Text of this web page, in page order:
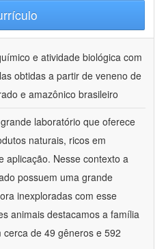
e atividade biológica com
obtidas a partir de veneno de
e amazônico brasileiro
laboratório que oferece
naturais, ricos em
aplicação. Nesse contexto a
possuem uma grande
inexploradas com esse
animais destacamos a família
de 49 gêneros e 592